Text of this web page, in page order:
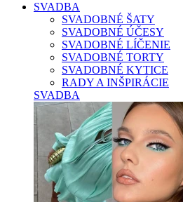
SVADBA
SVADOBNÉ ŠATY
SVADOBNÉ ÚČESY
SVADOBNÉ LÍČENIE
SVADOBNÉ TORTY
SVADOBNÉ KYTICE
RADY A INŠPIRÁCIE
SVADBA